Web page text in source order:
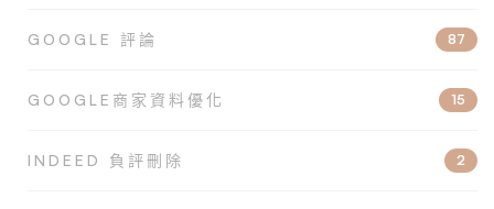
GOOGLE 評論 87
GOOGLE商家資料優化 15
INDEED 負評刪除 2